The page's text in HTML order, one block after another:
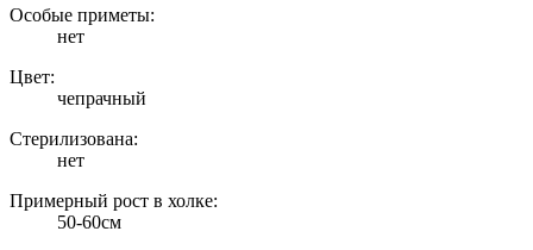
Особые приметы:
нет
Цвет:
чепрачный
Стерилизована:
нет
Примерный рост в холке:
50-60см